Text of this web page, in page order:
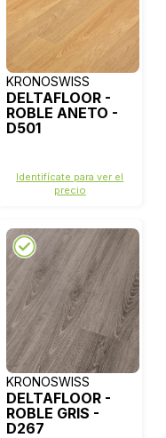
KRONOSWISS
DELTAFLOOR -
ROBLE ANETO -
D501
Identifícate para ver el
precio
KRONOSWISS
DELTAFLOOR -
ROBLE GRIS -
D267